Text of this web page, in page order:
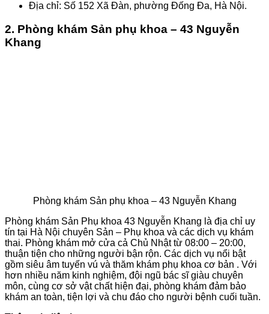
Địa chỉ: Số 152 Xã Đàn, phường Đống Đa, Hà Nội.
2. Phòng khám Sản phụ khoa – 43 Nguyễn
Khang
Phòng khám Sản phụ khoa – 43 Nguyễn Khang
Phòng khám Sản Phụ khoa 43 Nguyễn Khang là địa chỉ uy
tín tại Hà Nội chuyên Sản – Phụ khoa và các dịch vụ khám
thai. Phòng khám mở cửa cả Chủ Nhật từ 08:00 – 20:00,
thuận tiện cho những người bận rộn. Các dịch vụ nổi bật
gồm siêu âm tuyến vú và thăm khám phụ khoa cơ bản . Với
hơn nhiều năm kinh nghiệm, đội ngũ bác sĩ giàu chuyên
môn, cùng cơ sở vật chất hiện đại, phòng khám đảm bảo
khám an toàn, tiện lợi và chu đáo cho người bệnh cuối tuần.